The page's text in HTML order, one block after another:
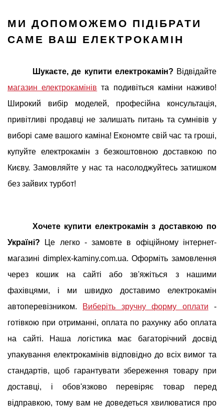
МИ ДОПОМОЖЕМО ПІДІБРАТИ
САМЕ ВАШ ЕЛЕКТРОКАМІН
Шукаєте, де купити електрокамін? Відвідайте
магазин електрокамінів та подивіться каміни наживо!
Широкий вибір моделей, професійна консультація,
привітливі продавці не залишать питань та сумнівів у
виборі саме вашого каміна! Економте свій час та гроші,
купуйте електрокамін з безкоштовною доставкою по
Києву. Замовляйте у нас та насолоджуйтесь затишком
без зайвих турбот!
Хочете купити електрокамін з доставкою по
Україні? Це легко - замовте в офіційному інтернет-
магазині dimplex-kaminy.com.ua. Оформіть замовлення
через кошик на сайті або зв'яжіться з нашими
фахівцями, і ми швидко доставимо електрокамін
автоперевізником. Виберіть зручну форму оплати -
готівкою при отриманні, оплата по рахунку або оплата
на сайті. Наша логістика має багаторічний досвід
упакування електрокамінів відповідно до всіх вимог та
стандартів, щоб гарантувати збереження товару при
доставці, і обов'язково перевіряє товар перед
відправкою, тому вам не доведеться хвилюватися про